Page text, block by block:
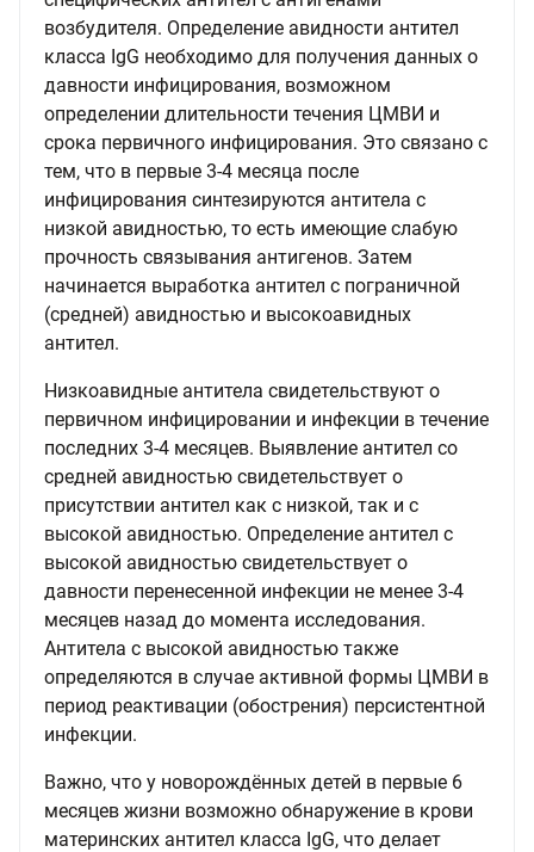
возбудителя. Определение авидности антител
класса IgG необходимо для получения данных о
давности инфицирования, возможном
определении длительности течения ЦМВИ и
срока первичного инфицирования. Это связано с
тем, что в первые 3-4 месяца после
инфицирования синтезируются антитела с
низкой авидностью, то есть имеющие слабую
прочность связывания антигенов. Затем
начинается выработка антител с пограничной
(средней) авидностью и высокоавидных
антител.
Низкоавидные антитела свидетельствуют о
первичном инфицировании и инфекции в течение
последних 3-4 месяцев. Выявление антител со
средней авидностью свидетельствует о
присутствии антител как с низкой, так и с
высокой авидностью. Определение антител с
высокой авидностью свидетельствует о
давности перенесенной инфекции не менее 3-4
месяцев назад до момента исследования.
Антитела с высокой авидностью также
определяются в случае активной формы ЦМВИ в
период реактивации (обострения) персистентной
инфекции.
Важно, что у новорождённых детей в первые 6
месяцев жизни возможно обнаружение в крови
материнских антител класса IgG, что делает